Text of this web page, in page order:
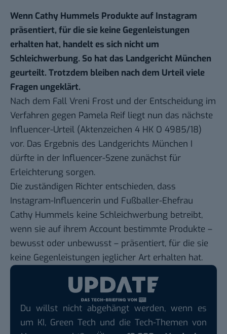
Wenn Cathy Hummels Produkte auf Instagram
präsentiert, für die sie keine Gegenleistungen
erhalten hat, handelt es sich nicht um
Schleichwerbung. So hat das Landgericht München
geurteilt. Trotzdem bleiben nach dem Urteil viele
Fragen ungeklärt.
Nach dem Fall Vreni Frost und der Entscheidung im
Verfahren gegen Pamela Reif liegt nun das nächste
Influencer-Urteil (Aktenzeichen 4 HK O 4985/18)
vor. Das Ergebnis des Landgerichts München I
dürfte in der Influencer-Szene zunächst für
Erleichterung sorgen.
Die zuständigen Richter entschieden, dass
Instagram-Influencerin und Fußballer-Ehefrau
Cathy Hummels keine Schleichwerbung betreibt,
wenn sie auf ihrem Account bestimmte Produkte –
bewusst oder unbewusst – präsentiert, für die sie
keine Gegenleistungen jeglicher Art erhalten hat.
Du willst nicht abgehängt werden, wenn es
um KI, Green Tech und die Tech-Themen von